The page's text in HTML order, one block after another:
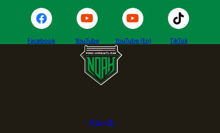
Facebook YouTube YouTube (En) TikTok
ニュース